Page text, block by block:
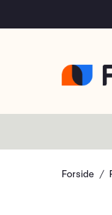
Forside